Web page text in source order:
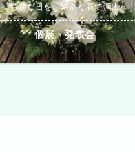
特別な日を、特別な花で演出
個展・発表会